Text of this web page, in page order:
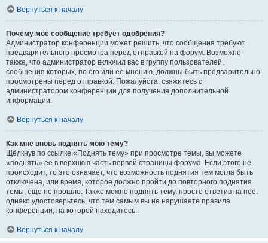
Вернуться к началу
Почему моё сообщение требует одобрения?
Администратор конференции может решить, что сообщения требуют
предварительного просмотра перед отправкой на форум. Возможно
также, что администратор включил вас в группу пользователей,
сообщения которых, по его или её мнению, должны быть предварительно
просмотрены перед отправкой. Пожалуйста, свяжитесь с
администратором конференции для получения дополнительной
информации.
Вернуться к началу
Как мне вновь поднять мою тему?
Щёлкнув по ссылке «Поднять тему» при просмотре темы, вы можете
«поднять» её в верхнюю часть первой страницы форума. Если этого не
происходит, то это означает, что возможность поднятия тем могла быть
отключена, или время, которое должно пройти до повторного поднятия
темы, ещё не прошло. Также можно поднять тему, просто ответив на неё,
однако удостоверьтесь, что тем самым вы не нарушаете правила
конференции, на которой находитесь.
Вернуться к началу